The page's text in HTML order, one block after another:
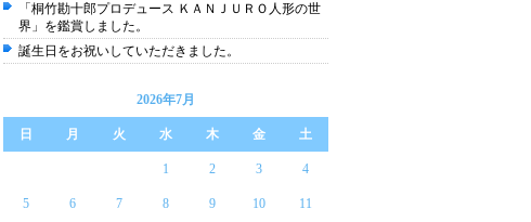
「桐竹勘十郎プロデュース ＫＡＮＪＵＲＯ人形の世
界」を鑑賞しました。
誕生日をお祝いしていただきました。
2026年7月
日 月 火 水 木 金 土
1 2 3 4
5 6 7 8 9 10 11